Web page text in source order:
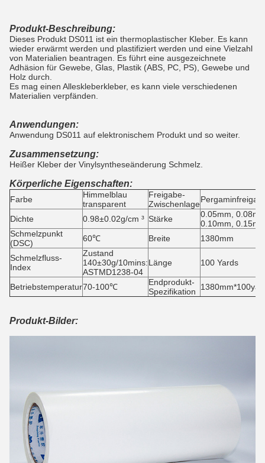
Produkt-Beschreibung:
Dieses Produkt DS011 ist ein thermoplastischer Kleber. Es kann
wieder erwärmt werden und plastifiziert werden und eine Vielzahl
von Materialien beantragen. Es führt eine ausgezeichnete
Adhäsion für Gewebe, Glas, Plastik (ABS, PC, PS), Gewebe und
Holz durch.
Es mag einen Alleskleberkleber, es kann viele verschiedenen
Materialien verpfänden.
Anwendungen:
Anwendung DS011 auf elektronischem Produkt und so weiter.
Zusammensetzung:
Heißer Kleber der Vinylsyntheseänderung Schmelz.
Körperliche Eigenschaften:
Farbe
Himmelblau
transparent
Freigabe-
Zwischenlage
Dichte 0.98±0.02g/cm ³ Stärke
0.05mm,
0.10mm,
Schmelzpunkt
(DSC)
60℃ Breite 1380mm
Schmelzfluss-
Index
Zustand
140±30g/10mins:
ASTMD1238-04
Länge 100 Yards
Betriebstemperatur70-100℃
Endprodukt-
Spezifikation
Produkt-Bilder: